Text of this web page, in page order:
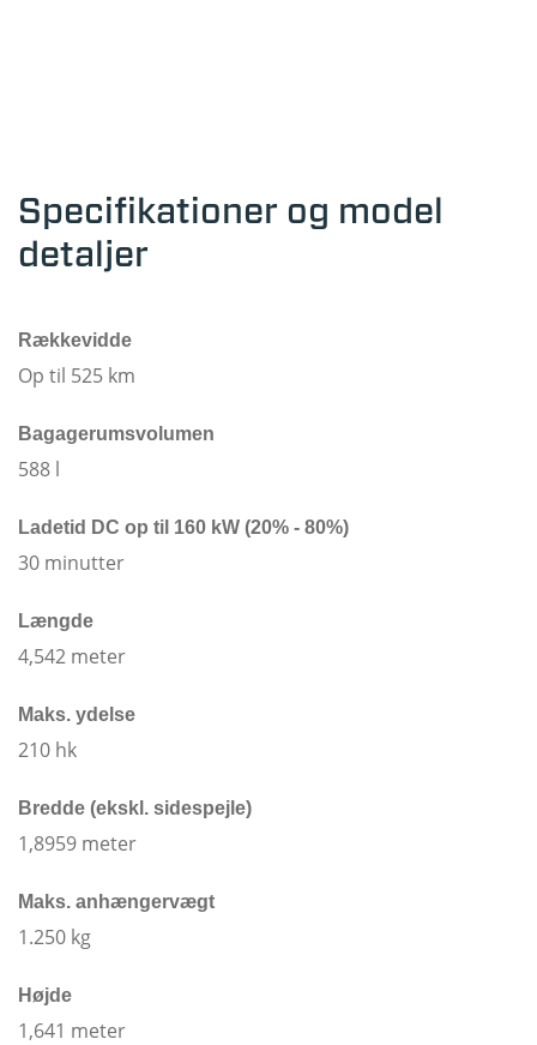
Specifikationer og model
detaljer
Rækkevidde
Op til 525 km
Bagagerumsvolumen
588 l
Ladetid DC op til 160 kW (20% - 80%)
30 minutter
Længde
4,542 meter
Maks. ydelse
210 hk
Bredde (ekskl. sidespejle)
1,8959 meter
Maks. anhængervægt
1.250 kg
Højde
1,641 meter